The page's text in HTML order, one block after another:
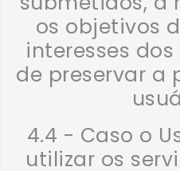
os objetivos
interesses
de preservar a
4.4 - Caso o
utilizar os